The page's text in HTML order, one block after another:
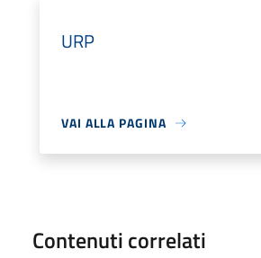
URP
VAI ALLA PAGINA
Contenuti correlati